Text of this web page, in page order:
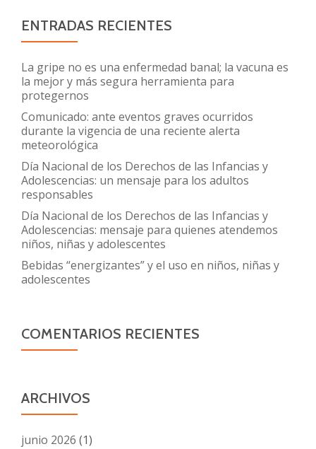
ENTRADAS RECIENTES
La gripe no es una enfermedad banal; la vacuna es
la mejor y más segura herramienta para
protegernos
Comunicado: ante eventos graves ocurridos
durante la vigencia de una reciente alerta
meteorológica
Día Nacional de los Derechos de las Infancias y
Adolescencias: un mensaje para los adultos
responsables
Día Nacional de los Derechos de las Infancias y
Adolescencias: mensaje para quienes atendemos
niños, niñas y adolescentes
Bebidas “energizantes” y el uso en niños, niñas y
adolescentes
COMENTARIOS RECIENTES
ARCHIVOS
junio 2026 (1)